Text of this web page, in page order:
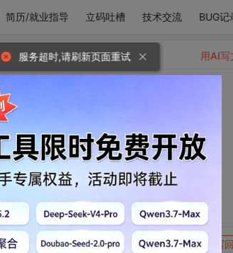
简历/就业指导 立码吐槽 技术交流 BUG记
。
举报 写
用AI写
服务超时,请刷新页面重试